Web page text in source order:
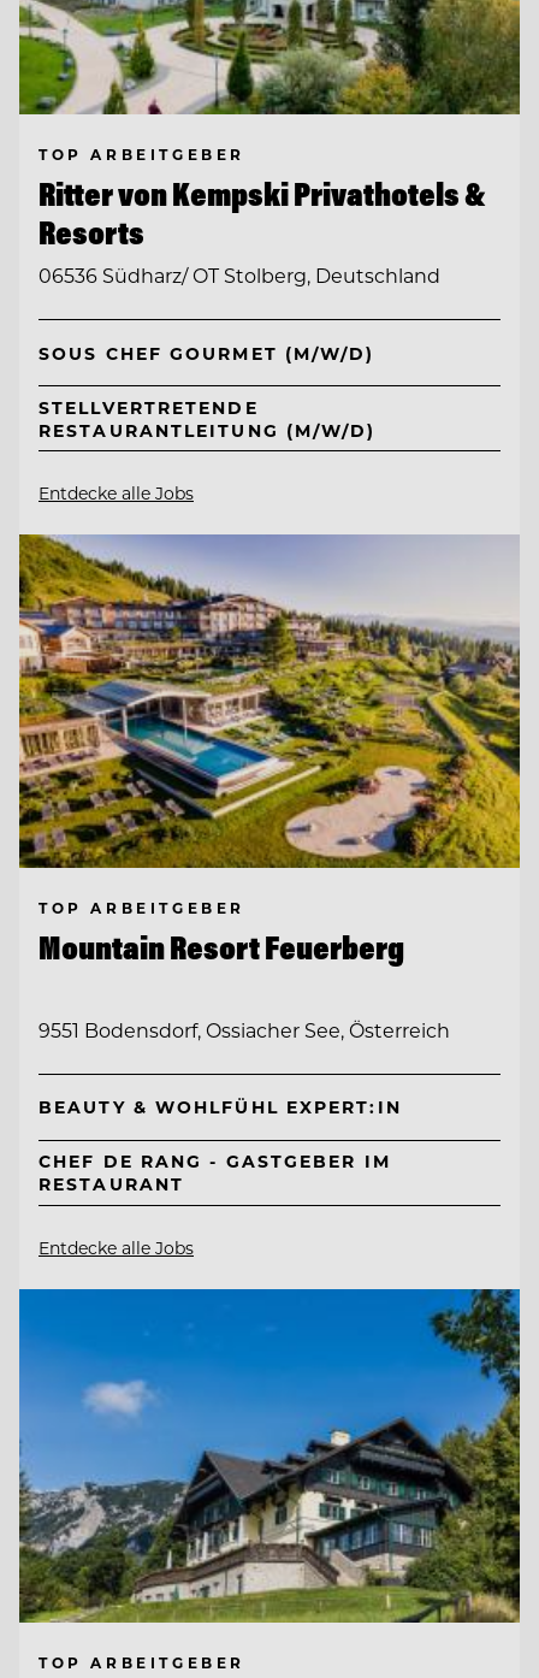
TOP ARBEITGEBER
Ritter von Kempski Privathotels &
Resorts
06536 Südharz/ OT Stolberg, Deutschland
SOUS CHEF GOURMET (M/W/D)
STELLVERTRETENDE
RESTAURANTLEITUNG (M/W/D)
Entdecke alle Jobs
TOP ARBEITGEBER
Mountain Resort Feuerberg
9551 Bodensdorf, Ossiacher See, Österreich
BEAUTY & WOHLFÜHL EXPERT:IN
CHEF DE RANG - GASTGEBER IM
RESTAURANT
Entdecke alle Jobs
TOP ARBEITGEBER